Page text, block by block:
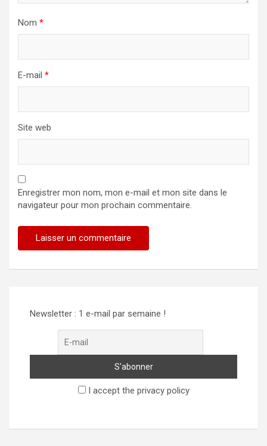
Nom *
E-mail *
Site web
Enregistrer mon nom, mon e-mail et mon site dans le
navigateur pour mon prochain commentaire.
Newsletter : 1 e-mail par semaine !
I accept the privacy policy